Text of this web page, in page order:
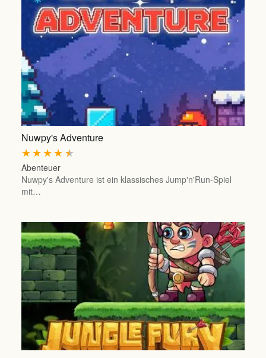
Nuwpy's Adventure
★
★
★
★
★
Abenteuer
Nuwpy's Adventure ist ein klassisches Jump'n'Run-Spiel
mit…